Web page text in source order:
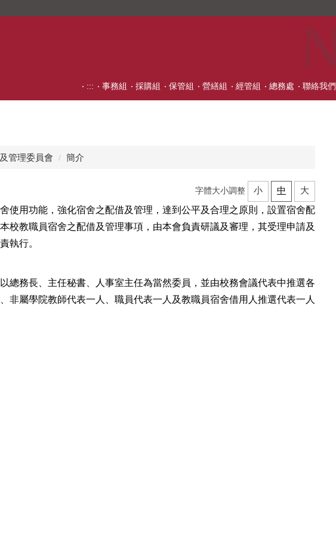
::: 事務組 採購組 保管組 營繕組 經管組 總務處 聯絡我們
管理委員會 簡介
字體大小調整 小 中
大
用功能，強化宿舍之配借及管理，達到公平及合理之原則，設置宿舍配
校教職員宿舍之配借及管理事項，由本會負責研議及審理，其受理申請及
執行。
務長、主任秘書、人事室主任為當然委員，並由校務會議代表中推選各
非屬學院教師代表一人、職員代表一人及教職員宿舍借用人推選代表一人